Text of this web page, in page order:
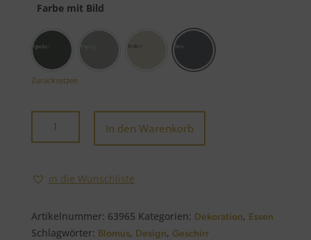
Farbe mit Bild
Agave GreenMirage Grey Moonbeam Pewter
Zurücksetzen
cm
In den Warenkorb
in die Wunschliste
Artikelnummer: 63965 Kategorien: Dekoration, Essen
Schlagwörter: Blomus, Design, Geschirr